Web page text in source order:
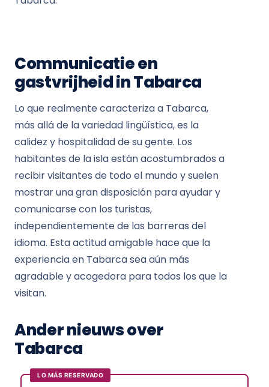
Communicatie en
gastvrijheid in Tabarca
Lo que realmente caracteriza a Tabarca,
más allá de la variedad lingüística, es la
calidez y hospitalidad de su gente. Los
habitantes de la isla están acostumbrados a
recibir visitantes de todo el mundo y suelen
mostrar una gran disposición para ayudar y
comunicarse con los turistas,
independientemente de las barreras del
idioma. Esta actitud amigable hace que la
experiencia en Tabarca sea aún más
agradable y acogedora para todos los que la
visitan.
Ander nieuws over
Tabarca
LO MÁS RESERVADO